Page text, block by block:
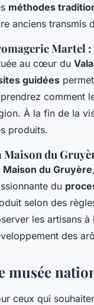
méthodes
anciens transmis
Martel
au cœur du
guidées
comment
À la fin de la
produits.
Maison du
Maison du Gruyère
du
selon des
les artisans
des
musée
ceux qui